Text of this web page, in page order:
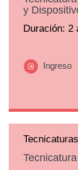
y
Duración: 2
Ingreso
Tecnicaturas